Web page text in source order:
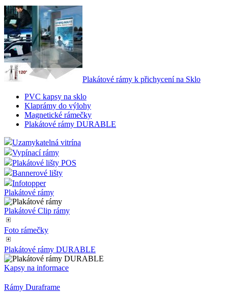
Plakátové rámy k přichycení na Sklo
PVC kapsy na sklo
Klaprámy do výlohy
Magnetické rámečky
Plakátové rámy DURABLE
Uzamykatelná vitrína
Vypínací rámy
Plakátové lišty POS
Bannerové lišty
Infotopper
Plakátové rámy
Plakátové Clip rámy
Foto rámečky
Plakátové rámy DURABLE
Kapsy na informace
Rámy Duraframe